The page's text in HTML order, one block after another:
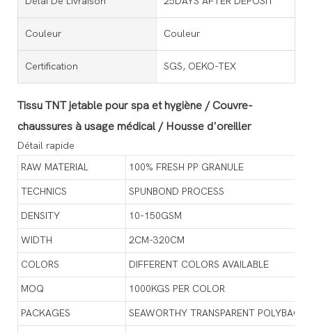
Couleur Couleur
Certification SGS, OEKO-TEX
Tissu TNT jetable pour spa et hygiène / Couvre-
chaussures à usage médical / Housse d'oreiller
Détail rapide
RAW MATERIAL
100% FRESH PP GRANULE
TECHNICS SPUNBOND PROCESS
DENSITY 10-150GSM
WIDTH 2CM-320CM
COLORS DIFFERENT COLORS AVAILABLE
MOQ 1000KGS PER COLOR
PACKAGES SEAWORTHY TRANSPARENT POLYBAG